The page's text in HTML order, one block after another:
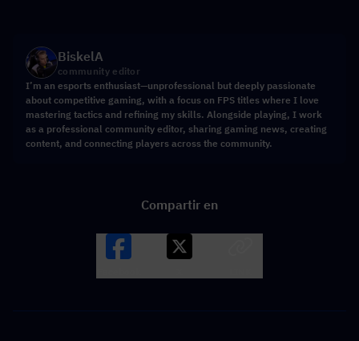
BiskelA
community editor
I’m an esports enthusiast—unprofessional but deeply passionate
about competitive gaming, with a focus on FPS titles where I love
mastering tactics and refining my skills. Alongside playing, I work
as a professional community editor, sharing gaming news, creating
content, and connecting players across the community.
Compartir en